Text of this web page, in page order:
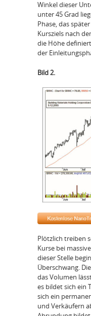
Winkel dieser
unter 45 Grad
Phase, das
Kursziels nach
die Höhe
der
Bild 2.
Plötzlich treiben
Kurse bei
dieser Stelle
Überschwang.
das Volumen
es bildet sich ein
sich ein
und Verkäufern